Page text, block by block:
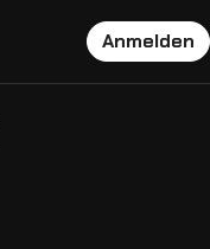
Anmelden